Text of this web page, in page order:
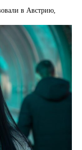
в Австрию,